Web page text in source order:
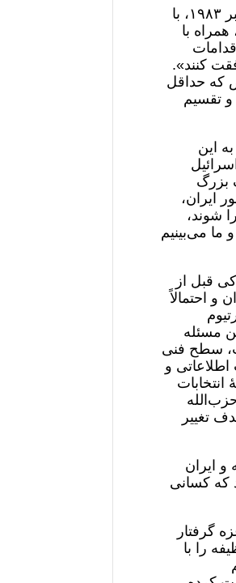
» در ٢۴ سپتامبر ١٩٨٣، با
با
کنند».
که حداقل
و تقسیم
٢٠٠۵-٢٠٠٧، با آگاهی به این
بزرگ
ایران،
شوند،
ما می‌بینیم
قبل از
و احتمالاً
مسئله
سطح فنی
و
انتخابات
تغییر
و ایران
که کسانی
گرفتار
را با